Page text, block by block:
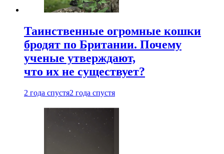
Таинственные огромные кошки
бродят по Британии. Почему
ученые утверждают,
что их не существует?
2 года спустя2 года спустя